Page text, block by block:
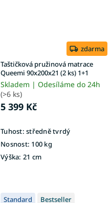
zdarma
Taštičková pružinová matrace
Queemi 90x200x21 (2 ks) 1+1
Skladem | Odesíláme do 24h
(>6 ks)
5 399 Kč
Tuhost: středně tvrdý
Nosnost: 100 kg
Výška: 21 cm
Standard Bestseller